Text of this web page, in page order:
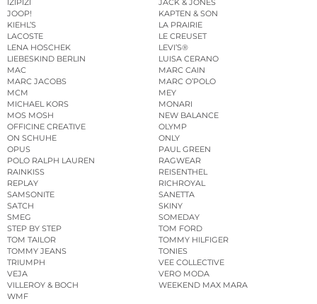
JOOP!
KAPTEN & SON
KIEHL’S
LA PRAIRIE
LACOSTE
LE CREUSET
LENA HOSCHEK
LEVI’S®
LIEBESKIND BERLIN
LUISA CERANO
MAC
MARC CAIN
MARC JACOBS
MARC O’POLO
MCM
MEY
MICHAEL KORS
MONARI
MOS MOSH
NEW BALANCE
OFFICINE CREATIVE
OLYMP
ON SCHUHE
ONLY
OPUS
PAUL GREEN
POLO RALPH LAUREN
RAGWEAR
RAINKISS
REISENTHEL
REPLAY
RICHROYAL
SAMSONITE
SANETTA
SATCH
SKINY
SMEG
SOMEDAY
STEP BY STEP
TOM FORD
TOM TAILOR
TOMMY HILFIGER
TOMMY JEANS
TONIES
TRIUMPH
VEE COLLECTIVE
VEJA
VERO MODA
VILLEROY & BOCH
WEEKEND MAX MARA
WMF